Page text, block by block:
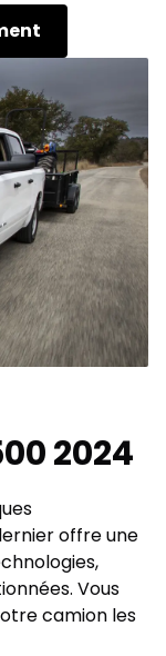
2024
offre une
Vous
camion les